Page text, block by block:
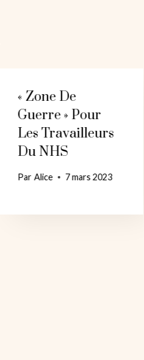
« Zone De
Guerre » Pour
Les Travailleurs
Du NHS
ParAlice 7 mars 2023